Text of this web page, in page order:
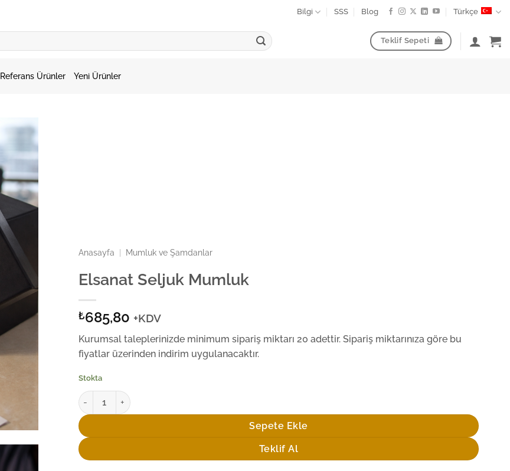
Bilgi SSS Blog Türkçe
Teklif Sepeti
Referans Ürünler Yeni Ürünler
Anasayfa | Mumluk ve Şamdanlar
Elsanat Seljuk Mumluk
₺685,80 +KDV
Kurumsal taleplerinizde minimum sipariş miktarı 20 adettir. Sipariş miktarınıza göre bu
fiyatlar üzerinden indirim uygulanacaktır.
Stokta
Elsanat Seljuk Mumluk adet
Sepete Ekle
Teklif Al